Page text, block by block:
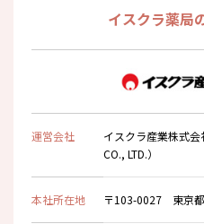
イスクラ薬局
運営会社
イスクラ産業株式会
CO., LTD.）
本社所在地 〒103-0027 東京